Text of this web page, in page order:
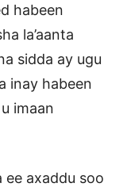
habeen
la’aanta
sidda ay ugu
inay habeen
imaan
ee axaddu soo